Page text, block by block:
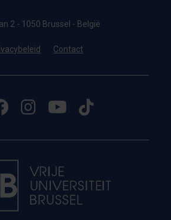
2 - 1050 Brussel - België
Contact